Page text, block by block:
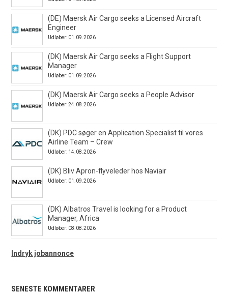
(DE) Maersk Air Cargo seeks a Licensed Aircraft
Engineer
Udløber: 01.09.2026
(DK) Maersk Air Cargo seeks a Flight Support
Manager
Udløber: 01.09.2026
(DK) Maersk Air Cargo seeks a People Advisor
Udløber: 24.08.2026
(DK) PDC søger en Application Specialist til vores
Airline Team – Crew
Udløber: 14.08.2026
(DK) Bliv Apron-flyveleder hos Naviair
Udløber: 01.09.2026
(DK) Albatros Travel is looking for a Product
Manager, Africa
Udløber: 08.08.2026
Indryk jobannonce
SENESTE KOMMENTARER